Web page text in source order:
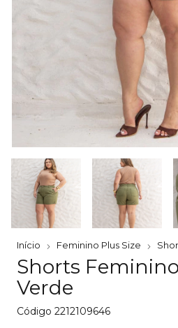
Início Feminino Plus Size
Shorts
Verde
Código 2212109646